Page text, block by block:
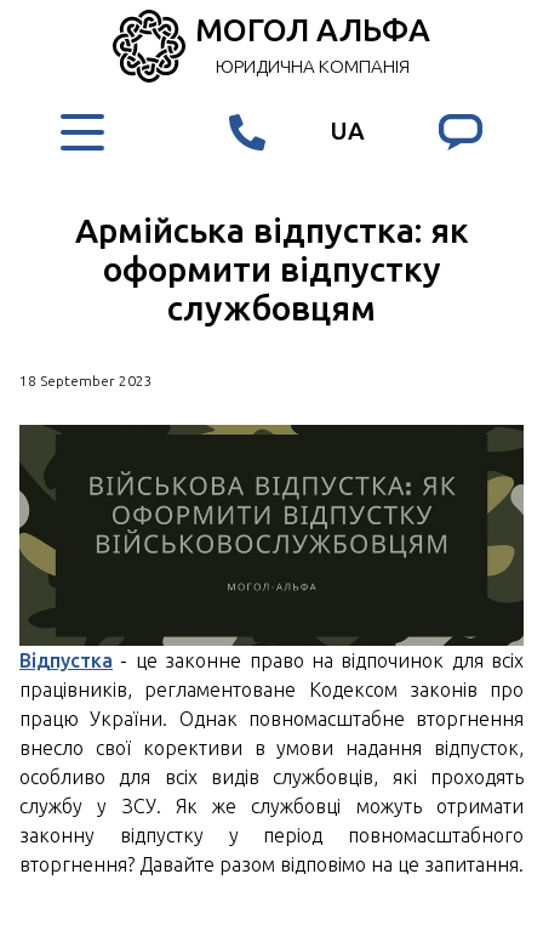
МОГОЛ АЛЬФА
ЮРИДИЧНА КОМПАНІЯ
UA
Армійська відпустка: як
оформити відпустку
службовцям
18 September 2023
Відпустка - це законне право на відпочинок для всіх
працівників, регламентоване Кодексом законів про
працю України. Однак повномасштабне вторгнення
внесло свої корективи в умови надання відпусток,
особливо для всіх видів службовців, які проходять
службу у ЗСУ. Як же службовці можуть отримати
законну відпустку у період повномасштабного
вторгнення? Давайте разом відповімо на це запитання.